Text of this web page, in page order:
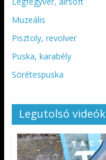
Muzeális
Pisztoly, revolver
Puska, karabély
Sörétespuska
Legutolsó videók